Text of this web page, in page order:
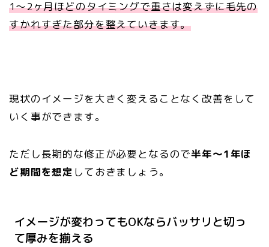
1〜2ヶ月ほどのタイミングで重さは変えずに毛先の
すかれすぎた部分を整えていきます。
現状のイメージを大きく変えることなく改善をして
いく事ができます。
ただし長期的な修正が必要となるので半年〜1年ほ
ど期間を想定 しておきましょう。
イメージが変わってもOKならバッサリと切っ
て厚みを揃える